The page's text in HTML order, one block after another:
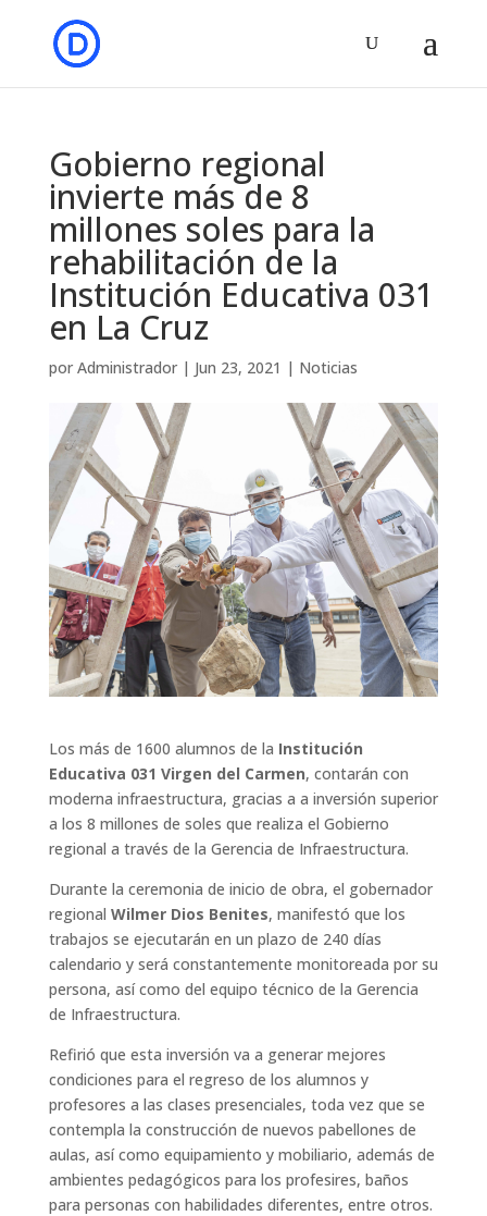
Gobierno regional
invierte más de 8
millones soles para la
rehabilitación de la
Institución Educativa 031
en La Cruz
por Administrador| Jun 23, 2021 | Noticias
Los más de 1600 alumnos de la Institución
Educativa 031 Virgen del Carmen, contarán con
moderna infraestructura, gracias a a inversión superior
a los 8 millones de soles que realiza el Gobierno
regional a través de la Gerencia de Infraestructura.
Durante la ceremonia de inicio de obra, el gobernador
regional Wilmer Dios Benites, manifestó que los
trabajos se ejecutarán en un plazo de 240 días
calendario y será constantemente monitoreada por su
persona, así como del equipo técnico de la Gerencia
de Infraestructura.
Refirió que esta inversión va a generar mejores
condiciones para el regreso de los alumnos y
profesores a las clases presenciales, toda vez que se
contempla la construcción de nuevos pabellones de
aulas, así como equipamiento y mobiliario, además de
ambientes pedagógicos para los profesires, baños
para personas con habilidades diferentes, entre otros.